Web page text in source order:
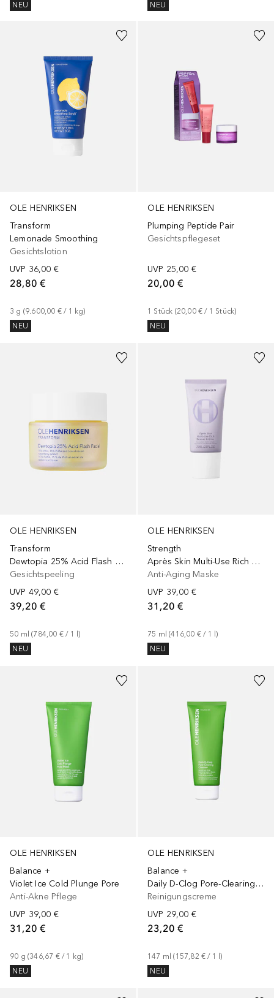
NEU
NEU
OLE HENRIKSEN
Transform
Lemonade Smoothing
Gesichtslotion
UVP 36,00 €
28,80 €
3 g (9.600,00 € / 1 kg)
NEU
OLE HENRIKSEN
Plumping Peptide Pair
Gesichtspflegeset
UVP 25,00 €
20,00 €
1 Stück (20,00 € / 1 Stück)
NEU
OLE HENRIKSEN
Transform
Dewtopia 25% Acid Flash Facial
Gesichtspeeling
UVP 49,00 €
39,20 €
50 ml (784,00 € / 1 l)
NEU
OLE HENRIKSEN
Strength
Après Skin Multi-Use Rich Rescue Crème
Anti-Aging Maske
UVP 39,00 €
31,20 €
75 ml (416,00 € / 1 l)
NEU
OLE HENRIKSEN
Balance +
Violet Ice Cold Plunge Pore
Anti-Akne Pflege
UVP 39,00 €
31,20 €
90 g (346,67 € / 1 kg)
NEU
OLE HENRIKSEN
Balance +
Daily D-Clog Pore-Clearing Salicylic Acid Cleanser Mini
Reinigungscreme
UVP 29,00 €
23,20 €
147 ml (157,82 € / 1 l)
NEU